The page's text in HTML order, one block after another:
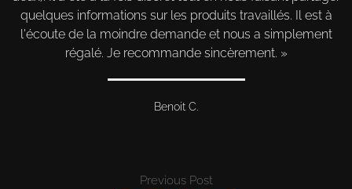
quelques informations sur les produits travaillés. Il est à
l'écoute de la moindre demande et nous a simplement
régalé. Je recommande sincèrement.
Benoit C.
Previous Post